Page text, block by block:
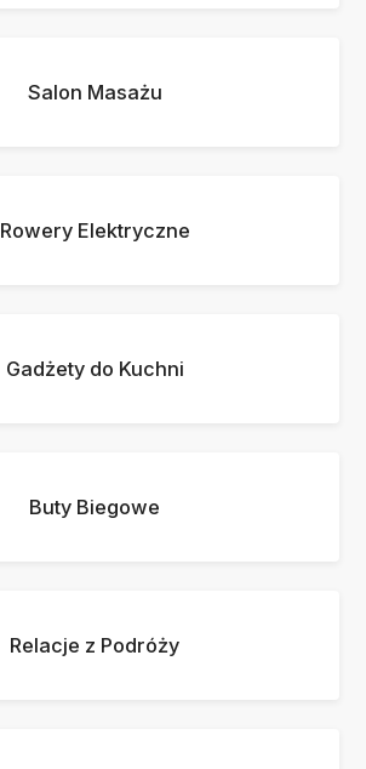
Salon Masażu
Rowery Elektryczne
Gadżety do Kuchni
Buty Biegowe
Relacje z Podróży